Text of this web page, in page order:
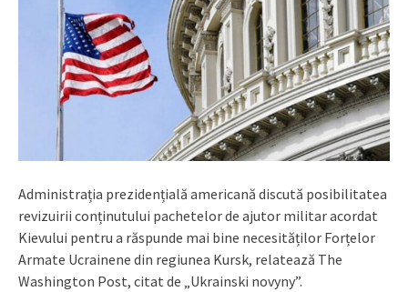
Administrația prezidențială americană discută posibilitatea
revizuirii conținutului pachetelor de ajutor militar acordat
Kievului pentru a răspunde mai bine necesităților Forțelor
Armate Ucrainene din regiunea Kursk, relatează The
Washington Post, citat de „Ukrainski novyny”.